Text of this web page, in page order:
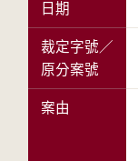
日期
裁定字號／
原分案號
案由